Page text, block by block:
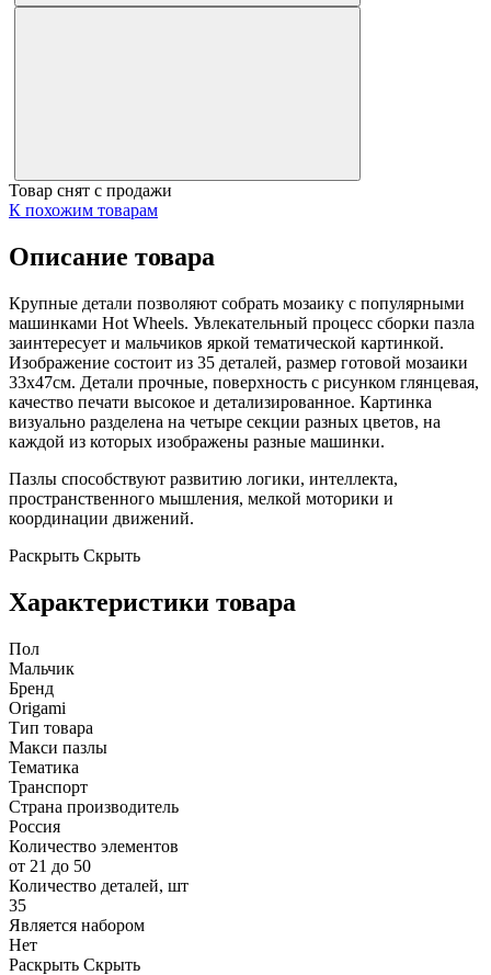
Товар снят с продажи
К похожим товарам
Описание товара
Крупные детали позволяют собрать мозаику с популярными
машинками Hot Wheels. Увлекательный процесс сборки пазла
заинтересует и мальчиков яркой тематической картинкой.
Изображение состоит из 35 деталей, размер готовой мозаики
33х47см. Детали прочные, поверхность с рисунком глянцевая,
качество печати высокое и детализированное. Картинка
визуально разделена на четыре секции разных цветов, на
каждой из которых изображены разные машинки.
Пазлы способствуют развитию логики, интеллекта,
пространственного мышления, мелкой моторики и
координации движений.
Раскрыть Скрыть
Характеристики товара
Пол
Мальчик
Бренд
Origami
Тип товара
Макси пазлы
Тематика
Транспорт
Страна производитель
Россия
Количество элементов
от 21 до 50
Количество деталей, шт
35
Является набором
Нет
Раскрыть Скрыть